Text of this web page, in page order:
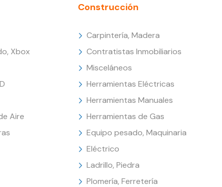
Xbox
Aire
Construcción
Carpintería, Madera
Contratistas Inmobiliarios
Misceláneos
Herramientas Eléctricas
Herramientas Manuales
Herramientas de Gas
Equipo pesado, Maquinaria
Eléctrico
Ladrillo, Piedra
Plomería, Ferretería